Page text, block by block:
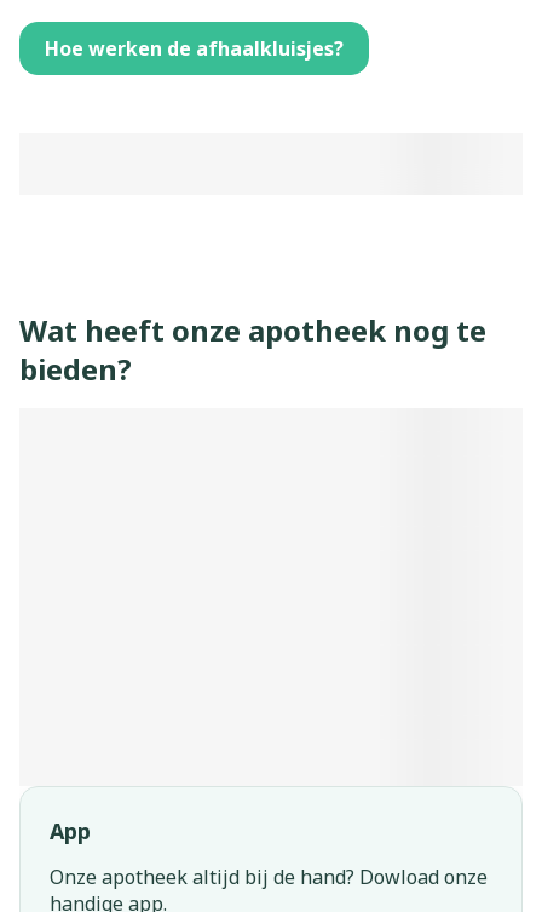
Hoe werken de afhaalkluisjes?
Wat heeft onze apotheek nog te
bieden?
App
Onze apotheek altijd bij de hand? Dowload onze
handige app.